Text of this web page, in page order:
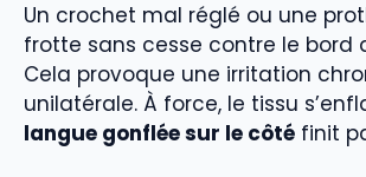
Un crochet mal réglé ou une
frotte sans cesse contre le bord
Cela provoque une irritation
unilatérale. À force, le tissu
langue gonflée sur le côté finit